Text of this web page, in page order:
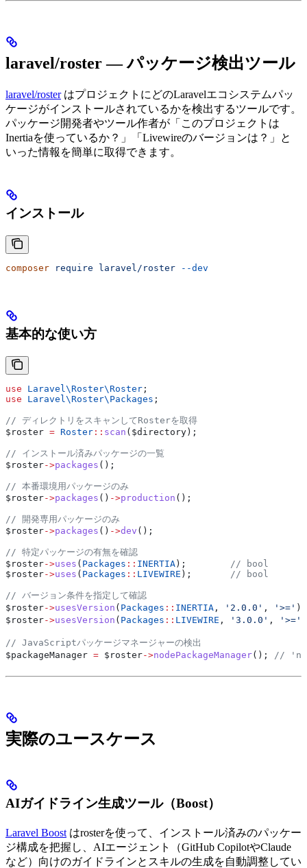
laravel/roster — パッケージ検出ツール
laravel/rosterはプロジェクトにどのLaravelエコシステムパッ
ケージがインストールされているかを検出するツールです。
パッケージ開発者やツール作者が「このプロジェクトは
Inertiaを使っているか？」「Livewireのバージョンは？」と
いった情報を簡単に取得できます。
インストール
composer require laravel/roster --dev
基本的な使い方
use Laravel\Roster\Roster ;
use Laravel\Roster\ Packages ;
// ディレクトリをスキャンしてRosterを取得
$roster = Roster :: scan ( $directory );
// インストール済みパッケージの一覧
$roster->packages ();
// 本番環境用パッケージのみ
$roster->packages () ->production ();
// 開発専用パッケージのみ
$roster->packages () ->dev ();
// 特定パッケージの有無を確認
$roster->uses ( Packages :: INERTIA ); // bool
$roster->uses ( Packages :: LIVEWIRE ); // bool
// バージョン条件を指定して確認
$roster->usesVersion ( Packages :: INERTIA , '2.0.0' , '>='
$roster->usesVersion ( Packages :: LIVEWIRE , '3.0.0' , '>='
// JavaScriptパッケージマネージャーの検出
$packageManager = $roster->nodePackageManager(); //
実際のユースケース
AIガイドライン生成ツール（Boost）
Laravel Boost はrosterを使って、インストール済みのパッケー
ジ構成を把握し、AIエージェント（GitHub CopilotやClaude
など）向けのガイドラインとスキルの生成を自動調整してい